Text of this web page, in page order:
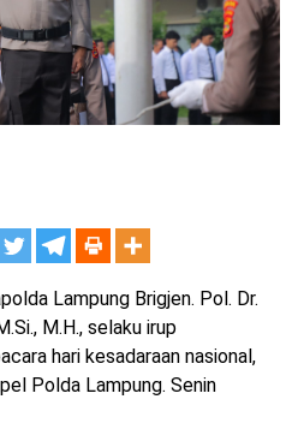
Lampung Brigjen. Pol. Dr.
M.H., selaku irup
hari kesadaraan nasional,
Polda Lampung. Senin